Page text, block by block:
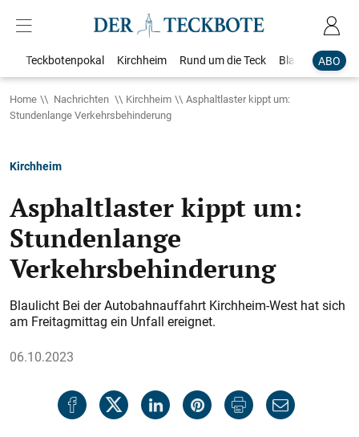
ABO
Teckbotenpokal Kirchheim Rund um die Teck Blaulicht
Home Nachrichten Kirchheim
Asphaltlaster kippt um:
Stundenlange Verkehrsbehinderung
Kirchheim
Asphaltlaster kippt um:
Stundenlange
Verkehrsbehinderung
Blaulicht Bei der Autobahnauffahrt Kirchheim-West hat sich
am Freitagmittag ein Unfall ereignet.
06.10.2023